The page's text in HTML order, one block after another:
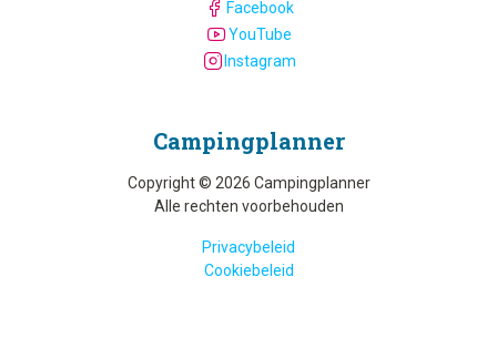
Facebook
YouTube
Instagram
Camping­planner
Copyright © 2026 Campingplanner
Alle rechten voorbehouden
Privacybeleid
Cookiebeleid